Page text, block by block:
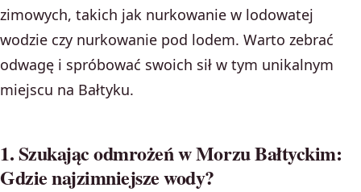
zimowych, takich jak nurkowanie w lodowatej
wodzie czy nurkowanie pod lodem. Warto zebrać
odwagę i spróbować swoich sił w tym unikalnym
miejscu na Bałtyku.
1. Szukając odmrożeń w Morzu Bałtyckim:
Gdzie najzimniejsze wody?